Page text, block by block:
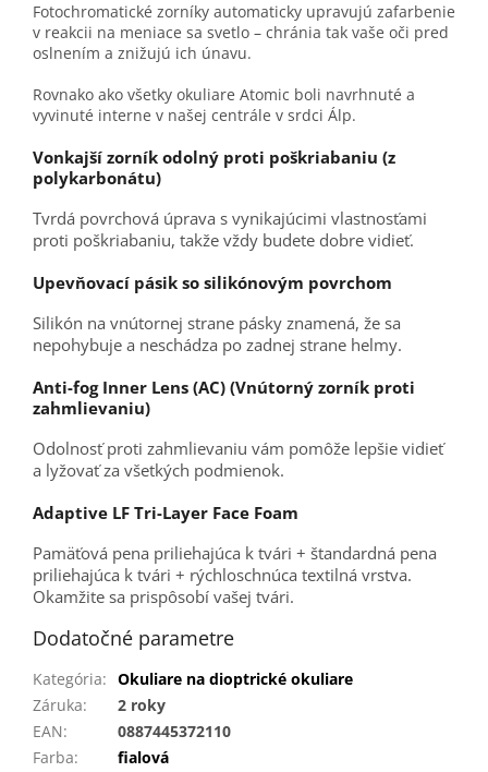
Fotochromatické zorníky automaticky upravujú zafarbenie
v reakcii na meniace sa svetlo – chránia tak vaše oči pred
oslnením a znižujú ich únavu.
Rovnako ako všetky okuliare Atomic boli navrhnuté a
vyvinuté interne v našej centrále v srdci Álp.
Vonkajší zorník odolný proti poškriabaniu (z
polykarbonátu)
Tvrdá povrchová úprava s vynikajúcimi vlastnosťami
proti poškriabaniu, takže vždy budete dobre vidieť.
Upevňovací pásik so silikónovým povrchom
Silikón na vnútornej strane pásky znamená, že sa
nepohybuje a neschádza po zadnej strane helmy.
Anti-fog Inner Lens (AC) (Vnútorný zorník proti
zahmlievaniu)
Odolnosť proti zahmlievaniu vám pomôže lepšie vidieť
a lyžovať za všetkých podmienok.
Adaptive LF Tri-Layer Face Foam
Pamäťová pena priliehajúca k tvári + štandardná pena
priliehajúca k tvári + rýchloschnúca textilná vrstva.
Okamžite sa prispôsobí vašej tvári.
Dodatočné parametre
Kategória: Okuliare na dioptrické okuliare
Záruka:
2 roky
EAN:
0887445372110
Farba:
fialová